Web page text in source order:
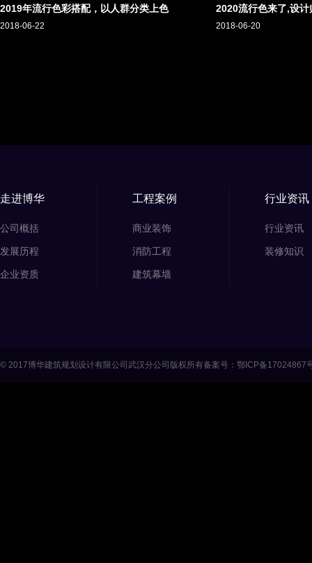
2019年流行色彩搭配，以人群分类上色
2018-06-22
2020流行色来了,设
2018-06-20
走进博华
公司概括
发展历程
企业资质
工程案例
商业装饰
消防工程
建筑幕墙
行业资讯
行业资讯
装修知识
© 2017博华建筑规划设计有限公司武汉分公司 版权所有备案号：鄂ICP备17024867